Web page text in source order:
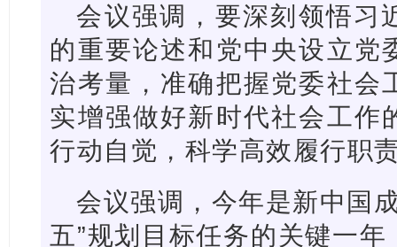
会议强调，要深刻领悟习
的重要论述和党中央设立党
治考量，准确把握党委社会
实增强做好新时代社会工作
行动自觉，科学高效履行职
会议强调，今年是新中国
五”规划目标任务的关键一